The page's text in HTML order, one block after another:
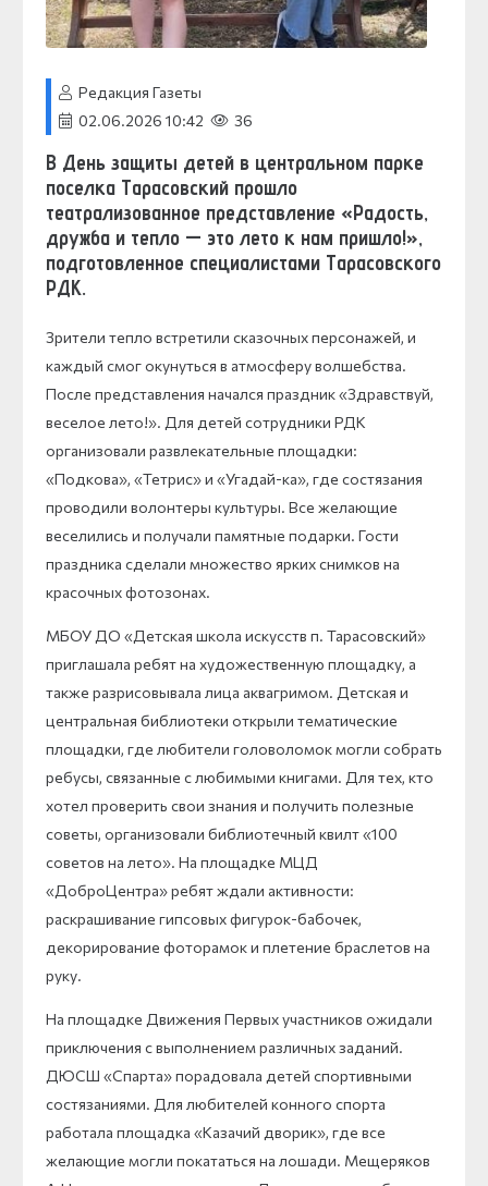
Редакция Газеты
02.06.2026 10:42
36
В День защиты детей в центральном парке
поселка Тарасовский прошло
театрализованное представление «Радость,
дружба и тепло — это лето к нам пришло!»,
подготовленное специалистами Тарасовского
РДК.
Зрители тепло встретили сказочных персонажей, и
каждый смог окунуться в атмосферу волшебства.
После представления начался праздник «Здравствуй,
веселое лето!». Для детей сотрудники РДК
организовали развлекательные площадки:
«Подкова», «Тетрис» и «Угадай-ка», где состязания
проводили волонтеры культуры. Все желающие
веселились и получали памятные подарки. Гости
праздника сделали множество ярких снимков на
красочных фотозонах.
МБОУ ДО «Детская школа искусств п. Тарасовский»
приглашала ребят на художественную площадку, а
также разрисовывала лица аквагримом. Детская и
центральная библиотеки открыли тематические
площадки, где любители головоломок могли собрать
ребусы, связанные с любимыми книгами. Для тех, кто
хотел проверить свои знания и получить полезные
советы, организовали библиотечный квилт «100
советов на лето». На площадке МЦД
«ДоброЦентра» ребят ждали активности:
раскрашивание гипсовых фигурок-бабочек,
декорирование фоторамок и плетение браслетов на
руку.
На площадке Движения Первых участников ожидали
приключения с выполнением различных заданий.
ДЮСШ «Спарта» порадовала детей спортивными
состязаниями. Для любителей конного спорта
работала площадка «Казачий дворик», где все
желающие могли покататься на лошади. Мещеряков